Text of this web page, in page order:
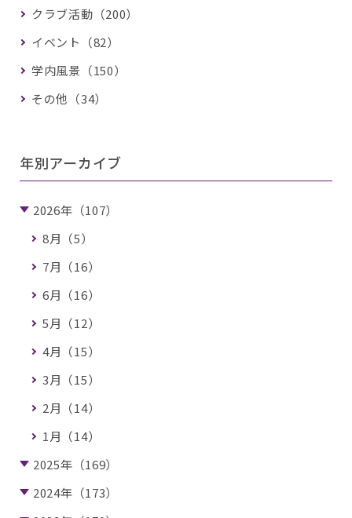
クラブ活動（200）
イベント（82）
学内風景（150）
その他（34）
年別アーカイブ
2026年（107）
8月（5）
7月（16）
6月（16）
5月（12）
4月（15）
3月（15）
2月（14）
1月（14）
2025年（169）
2024年（173）